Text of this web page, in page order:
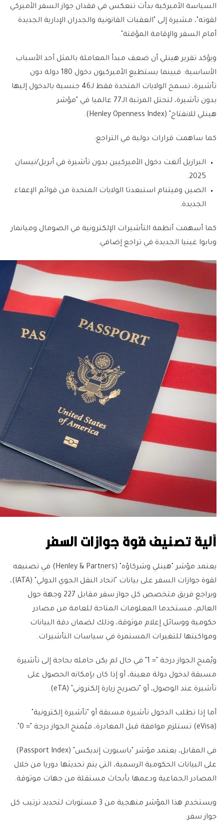
السياسة الأميركية بدأت تنعكس في فقدان جواز السفر الأميركي
لقوته"، مشيرة إلى "العقبات القانونية والجدران الإدارية الجديدة
أمام السفر والإقامة المؤقتة".
ويؤكد تقرير هينلي أن ضعف مبدأ المعاملة بالمثل أحد الأسباب
الأساسية: فبينما يستطيع الأميركيون دخول 180 دولة دون
تأشيرة، تسمح الولايات المتحدة فقط لـ46 جنسية بالدخول إليها
بدون تأشيرة، لتحتل المرتبة الـ77 عالميا في "مؤشر
هينلي للانفتاح" (Henley Openness Index).
كما ساهمت قرارات دولية في التراجع:
البرازيل ألغت دخول الأميركيين بدون تأشيرة في أبريل/نيسان
2025.
الصين وفيتنام استبعدتا الولايات المتحدة من قوائم الإعفاء
الجديدة.
كما أسهمت أنظمة التأشيرات الإلكترونية في الصومال وميانمار
وبابوا غينيا الجديدة في تراجع إضافي.
آلية تصنيف قوة جوازات السفر
يعتمد مؤشر "هينلي وشركاؤه" (Henley & Partners) في تصنيفه
لقوة جوازات السفر على بيانات "اتحاد النقل الجوي الدولي" (IATA)،
ويراجع فريق متخصص كل جواز سفر مقابل 227 وجهة حول
العالم، مستخدما المعلومات المتاحة للعامة من مصادر
حكومية ووسائل إعلام موثوقة، وذلك لضمان دقة البيانات
ومواكبتها للتغيرات المستمرة في سياسات التأشيرات.
ويُمنح الجواز درجة "= 1" في حال لم يكن حامله بحاجة إلى تأشيرة
مسبقة لدخول دولة معينة، أو إذا كان بإمكانه الحصول على
تأشيرة عند الوصول، أو "تصريح زيارة إلكتروني" (eTA).
أما إذا تطلب الدخول تأشيرة مسبقة أو "تأشيرة إلكترونية"
(eVisa) تستلزم موافقة قبل المغادرة، فيُمنح الجواز درجة "= 0".
في المقابل، يعتمد مؤشر "باسبورت إنديكس" (Passport Index)
على البيانات الحكومية الرسمية، التي يتم تحديثها دوريا من خلال
المصادر الجماعية ودعمها بأبحاث مستقلة من جهات موثوقة.
ويستخدم هذا المؤشر منهجية من 3 مستويات لتحديد ترتيب كل
جواز سفر: